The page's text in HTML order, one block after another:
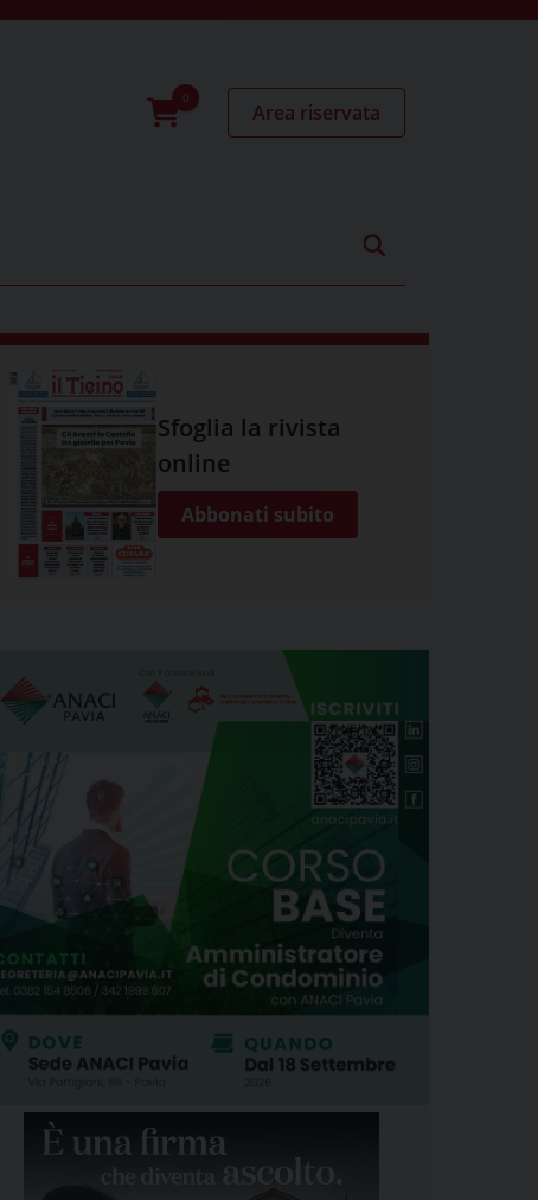
0
Area riservata
Sfoglia la rivista
online
Abbonati subito